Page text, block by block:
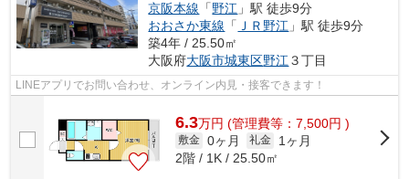
京阪本線 「野江 」駅 徒歩9分
おおさか東線 「 ＪＲ野江 」駅 徒歩9分
築4年 / 25.50㎡
大阪府大阪市城東区野江 ３丁目
LINEアプリでお問い合わせ、オンライン内見・接客できます！
6.3万円 (管理費等：7,500円 )
敷金 0ヶ月 礼金
1ヶ月
2階 / 1K / 25.50㎡